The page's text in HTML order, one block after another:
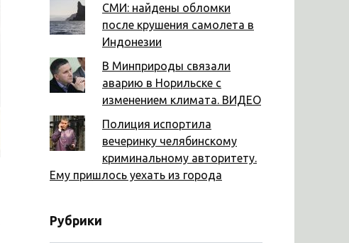
СМИ: найдены обломки
после крушения самолета в
Индонезии
В Минприроды связали
аварию в Норильске с
изменением климата. ВИДЕО
Полиция испортила
вечеринку челябинскому
криминальному авторитету.
Ему пришлось уехать из города
Рубрики